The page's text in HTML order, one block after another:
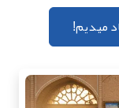
میدیم!